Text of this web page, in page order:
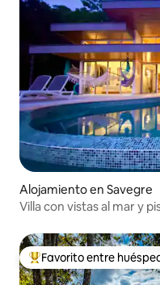
Alojamiento en Savegre
Villa con vistas al mar y
Favorito entre
Favorito entre